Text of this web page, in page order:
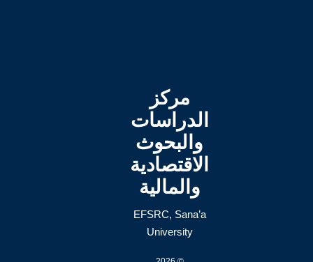
مركز
الدراسات
والبحوث
الاقتصادية
والمالية
EFSRC, Sana’a
University